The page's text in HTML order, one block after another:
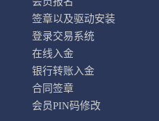
签章以及驱动安装
登录交易系统
在线入金
银行转账入金
合同签章
会员PIN码修改